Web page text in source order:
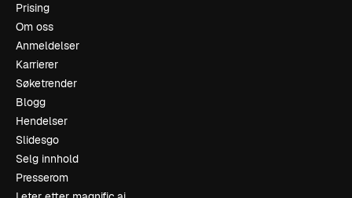
Prising
Om oss
Anmeldelser
Karrierer
Søketrender
Blogg
Hendelser
Slidesgo
Selg innhold
Presserom